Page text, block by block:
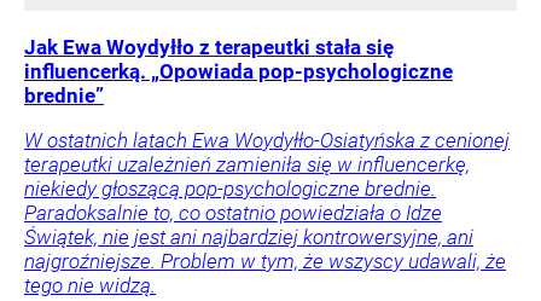
Jak Ewa Woydyłło z terapeutki stała się
influencerką. „Opowiada pop-psychologiczne
brednie”
W ostatnich latach Ewa Woydyłło-Osiatyńska z cenionej
terapeutki uzależnień zamieniła się w influencerkę,
niekiedy głoszącą pop-psychologiczne brednie.
Paradoksalnie to, co ostatnio powiedziała o Idze
Świątek, nie jest ani najbardziej kontrowersyjne, ani
najgroźniejsze. Problem w tym, że wszyscy udawali, że
tego nie widzą.